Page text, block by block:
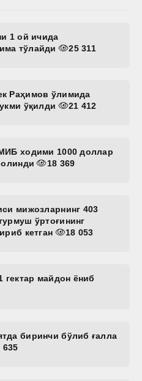
1 ой ичида
тўлайди
25 311
Раҳимов ўлимида
ўқилди
21 412
ходими 1000 доллар
олинди
18 369
мижозларнинг 403
ўртоғининг
кетган
18 053
гектар майдон ёниб
биринчи бўлиб ғалла
635